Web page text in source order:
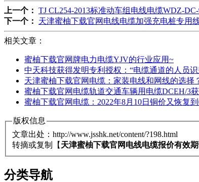
上一个： TJ CL254-2013标准动车组电线电缆WDZ-
下一个： 天津蜜柚下载官网电线电缆加强充电桩专用
相关文章：
蜜柚下载官网牌电力电缆YJV的行业应用~
中天科技获得发明专利授权：“电缆通道的人员
天津蜜柚下载官网电缆：家装电线和网线的选择
蜜柚下载官网电缆轨道交通车辆用电缆DCEH/3获
蜜柚下载官网电缆：2022年8月10日铜价又恢复到
版权信息
文章出处：http://www.jsshk.net/content/?198.html
转摘或复制【 天津蜜柚下载官网电线电缆报价有效期
分类导航